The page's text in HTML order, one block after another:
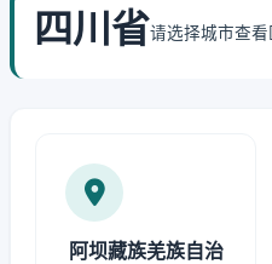
四川省请选择城市查看
阿坝藏族羌族自治